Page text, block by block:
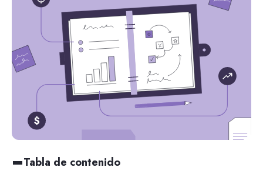
Tabla de contenido